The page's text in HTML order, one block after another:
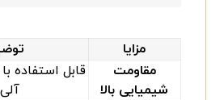
مزایا
مقاومت
شیمیایی بالا
قابل استفاده